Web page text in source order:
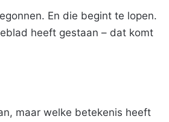
En die begint te lopen.
heeft gestaan – dat komt
maar welke betekenis heeft